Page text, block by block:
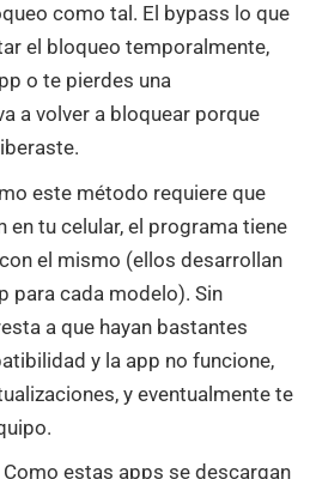
como tal. El bypass lo que
el bloqueo temporalmente,
o te pierdes una
a volver a bloquear porque
este método requiere que
en tu celular, el programa tiene
el mismo (ellos desarrollan
para cada modelo). Sin
a que hayan bastantes
y la app no funcione,
y eventualmente te
Como estas apps se descargan